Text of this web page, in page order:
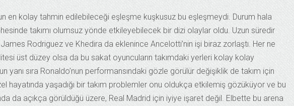
en kolay tahmin edilebileceği eşleşme kuşkusuz bu eşleşmeydi. Durum hala
takımı olumsuz yönde etkileyebilecek bir dizi olaylar oldu. Uzun süredir
Rodriguez ve Khedira da eklenince Ancelotti’nin işi biraz zorlaştı. Her ne
üst düzey olsa da bu sakat oyuncuların takımdaki yerleri kolay kolay
yanı sıra Ronaldo’nun performansındaki gözle görülür değişiklik de takım için
hayatında yaşadığı bir takım problemler onu oldukça etkilemiş gözüküyor ve bu
da açıkça görüldüğü üzere, Real Madrid için iyiye işaret değil. Elbette bu arena